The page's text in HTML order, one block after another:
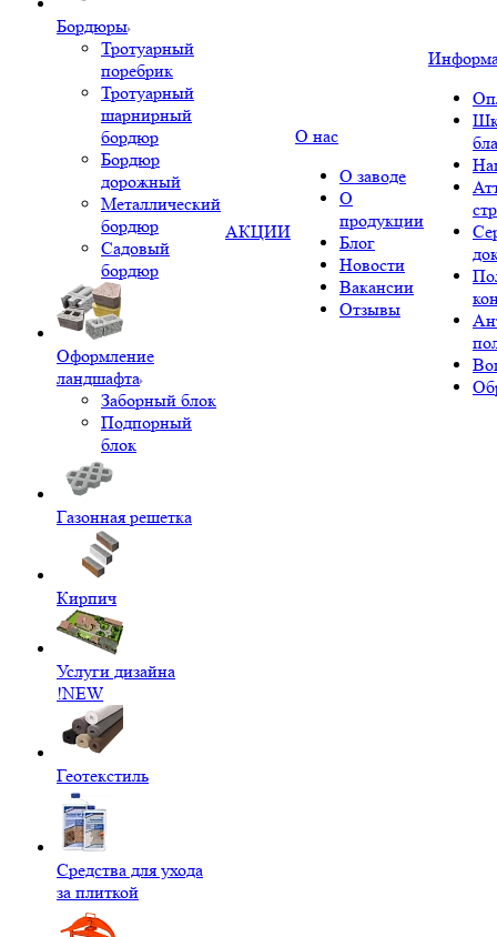
Бордюры
Тротуарный
поребрик
Тротуарный
шарнирный
бордюр
Бордюр
дорожный
Металлический
бордюр
Садовый
бордюр
Оформление
ландшафта
Заборный блок
Подпорный
блок
Газонная решетка
Кирпич
Услуги дизайна
!NEW
Геотекстиль
Средства для ухода
за плиткой
АКЦИИ
О нас
О заводе
О
продукции
Блог
Новости
Вакансии
Отзывы